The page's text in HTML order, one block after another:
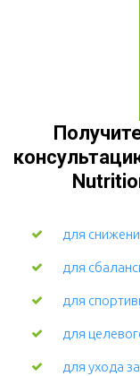
для
для
для
для
для ухода